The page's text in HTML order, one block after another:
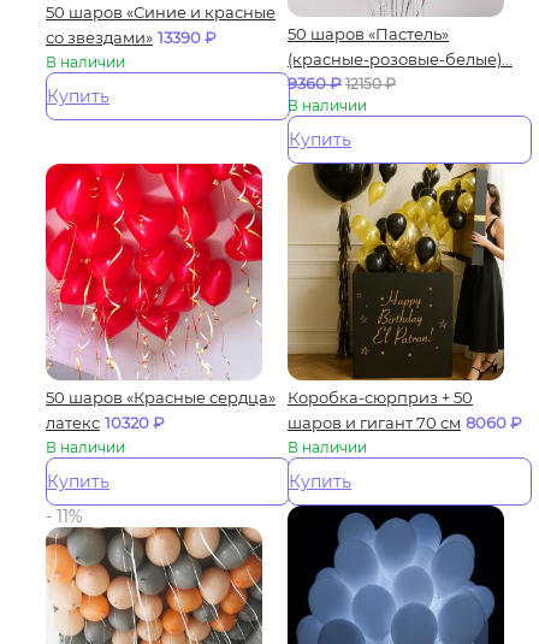
50 шаров «Синие и красные
со звездами» 13390₽
В наличии
Купить
50 шаров «Пастель»
(красные-розовые-белые)...
9360₽ 12150₽
В наличии
Купить
50 шаров «Красные сердца»
латекс 10320₽
В наличии
Купить
Коробка-сюрприз + 50
шаров и гигант 70 см 8060₽
В наличии
Купить
- 11%